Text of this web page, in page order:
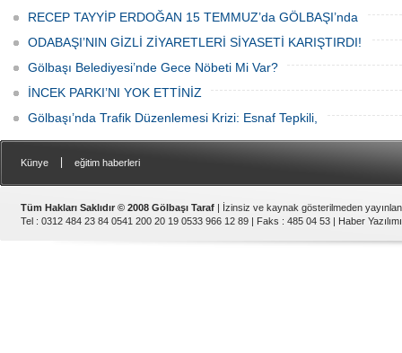
RECEP TAYYİP ERDOĞAN 15 TEMMUZ’da GÖLBAŞI’nda
ODABAŞI’NIN GİZLİ ZİYARETLERİ SİYASETİ KARIŞTIRDI!
Gölbaşı Belediyesi’nde Gece Nöbeti Mi Var?
İNCEK PARKI’NI YOK ETTİNİZ
Gölbaşı’nda Trafik Düzenlemesi Krizi: Esnaf Tepkili,
Künye eğitim haberleri
Tüm Hakları Saklıdır © 2008 Gölbaşı Taraf | İzinsiz ve kaynak gösterilmeden
Tel : 0312 484 23 84 0541 200 20 19 0533 966 12 89 | Faks : 485 04 53 | Haber Yazılımı